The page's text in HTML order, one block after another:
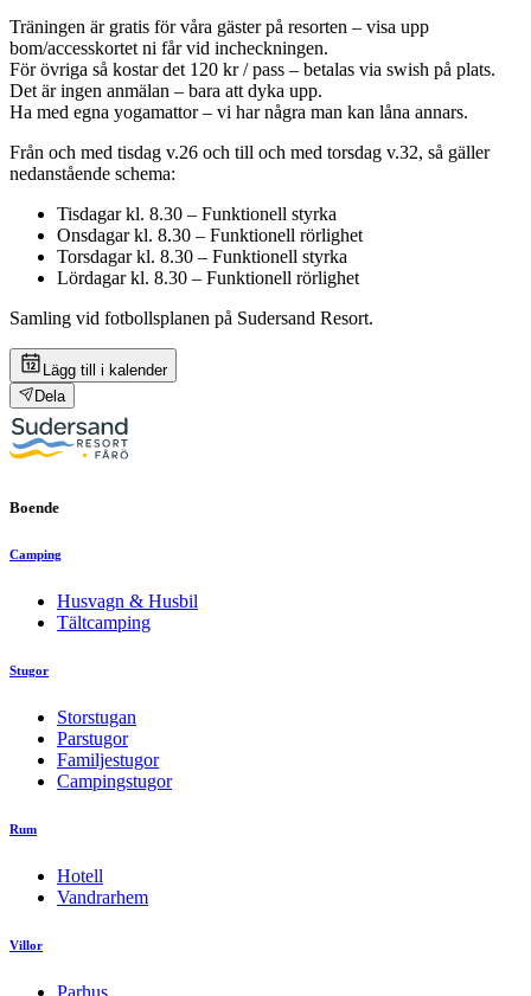
Träningen är gratis för våra gäster på resorten – visa upp
bom/accesskortet ni får vid incheckningen.
För övriga så kostar det 120 kr / pass – betalas via swish på plats.
Det är ingen anmälan – bara att dyka upp.
Ha med egna yogamattor – vi har några man kan låna annars.
Från och med tisdag v.26 och till och med torsdag v.32, så gäller
nedanstående schema:
Tisdagar kl. 8.30 – Funktionell styrka
Onsdagar kl. 8.30 – Funktionell rörlighet
Torsdagar kl. 8.30 – Funktionell styrka
Lördagar kl. 8.30 – Funktionell rörlighet
Samling vid fotbollsplanen på Sudersand Resort.
Lägg till i kalender
Dela
Boende
Camping
Husvagn & Husbil
Tältcamping
Stugor
Storstugan
Parstugor
Familjestugor
Campingstugor
Rum
Hotell
Vandrarhem
Villor
Parhus